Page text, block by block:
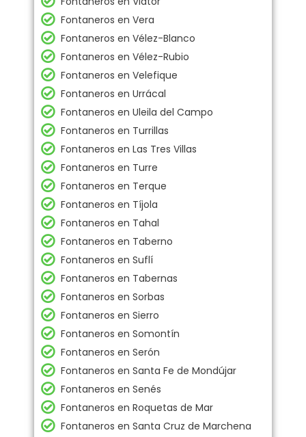
Fontaneros en Vera
Fontaneros en Vélez-Blanco
Fontaneros en Vélez-Rubio
Fontaneros en Velefique
Fontaneros en Urrácal
Fontaneros en Uleila del Campo
Fontaneros en Turrillas
Fontaneros en Las Tres Villas
Fontaneros en Turre
Fontaneros en Terque
Fontaneros en Tíjola
Fontaneros en Tahal
Fontaneros en Taberno
Fontaneros en Suflí
Fontaneros en Tabernas
Fontaneros en Sorbas
Fontaneros en Sierro
Fontaneros en Somontín
Fontaneros en Serón
Fontaneros en Santa Fe de Mondújar
Fontaneros en Senés
Fontaneros en Roquetas de Mar
Fontaneros en Santa Cruz de Marchena